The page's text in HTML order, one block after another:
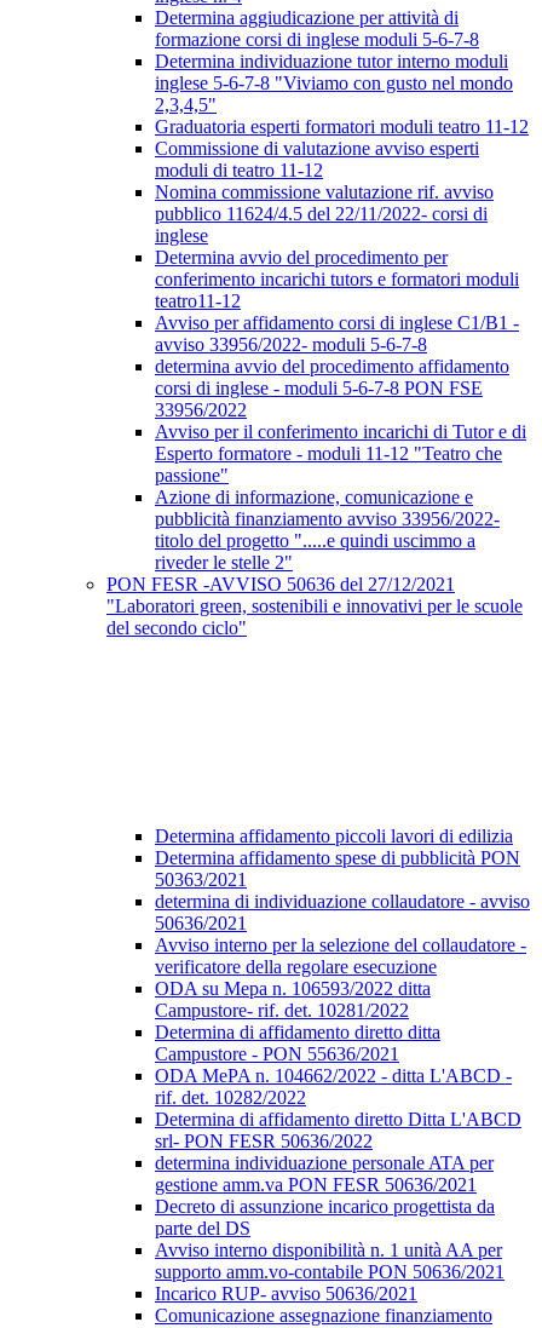
Determina aggiudicazione per attività di
formazione corsi di inglese moduli 5-6-7-8
Determina individuazione tutor interno moduli
inglese 5-6-7-8 "Viviamo con gusto nel mondo
2,3,4,5"
Graduatoria esperti formatori moduli teatro 11-12
Commissione di valutazione avviso esperti
moduli di teatro 11-12
Nomina commissione valutazione rif. avviso
pubblico 11624/4.5 del 22/11/2022- corsi di
inglese
Determina avvio del procedimento per
conferimento incarichi tutors e formatori moduli
teatro11-12
Avviso per affidamento corsi di inglese C1/B1 -
avviso 33956/2022- moduli 5-6-7-8
determina avvio del procedimento affidamento
corsi di inglese - moduli 5-6-7-8 PON FSE
33956/2022
Avviso per il conferimento incarichi di Tutor e di
Esperto formatore - moduli 11-12 "Teatro che
passione"
Azione di informazione, comunicazione e
pubblicità finanziamento avviso 33956/2022-
titolo del progetto ".....e quindi uscimmo a
riveder le stelle 2"
PON FESR -AVVISO 50636 del 27/12/2021
"Laboratori green, sostenibili e innovativi per le scuole
del secondo ciclo"
Determina affidamento piccoli lavori di edilizia
Determina affidamento spese di pubblicità PON
50363/2021
determina di individuazione collaudatore - avviso
50636/2021
Avviso interno per la selezione del collaudatore -
verificatore della regolare esecuzione
ODA su Mepa n. 106593/2022 ditta
Campustore- rif. det. 10281/2022
Determina di affidamento diretto ditta
Campustore - PON 55636/2021
ODA MePA n. 104662/2022 - ditta L'ABCD -
rif. det. 10282/2022
Determina di affidamento diretto Ditta L'ABCD
srl- PON FESR 50636/2022
determina individuazione personale ATA per
gestione amm.va PON FESR 50636/2021
Decreto di assunzione incarico progettista da
parte del DS
Avviso interno disponibilità n. 1 unità AA per
supporto amm.vo-contabile PON 50636/2021
Incarico RUP- avviso 50636/2021
Comunicazione assegnazione finanziamento